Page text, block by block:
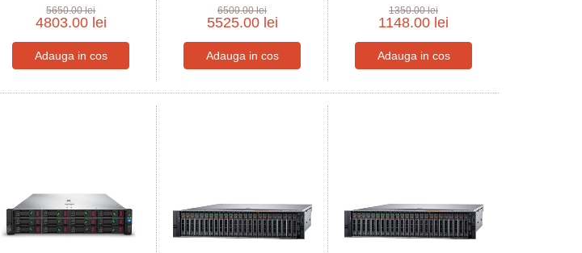
comanda
5650.00 lei
4803.00 lei
6500.00 lei
5525.00 lei
1350.00 lei
1148.00 lei